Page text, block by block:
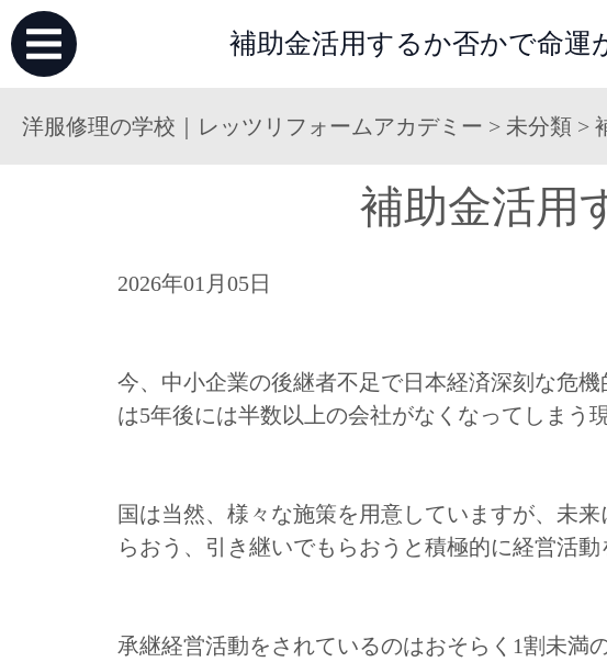
補助金活用するか否かで命運
洋服修理の学校｜レッツリフォームアカデミー > 未分類 >
補助金活用
2026年01月05日
今、中小企業の後継者不足で日本経済深刻な危
は5年後には半数以上の会社がなくなってしまう
国は当然、様々な施策を用意していますが、未
らおう、引き継いでもらおうと積極的に経営活
承継経営活動をされているのはおそらく1割未満